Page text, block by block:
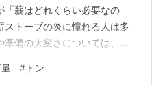
「薪はどれくらい必要なの
ストーブの炎に憧れる人は多
備の大変さについては、な
ブを使っている我が家の例
# トン